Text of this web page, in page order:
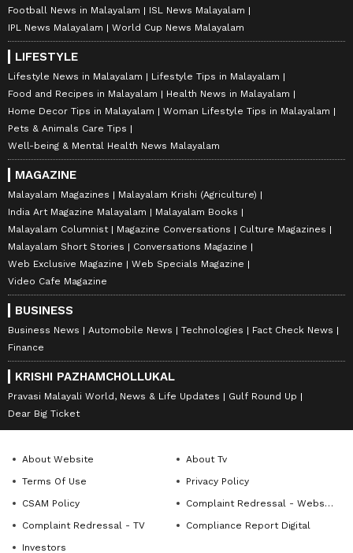
Football News in Malayalam
ISL News Malayalam
IPL News Malayalam
World Cup News Malayalam
LIFESTYLE
Lifestyle News in Malayalam
Lifestyle Tips in Malayalam
Food and Recipes in Malayalam
Health News in Malayalam
Home Decor Tips in Malayalam
Woman Lifestyle Tips in Malayalam
Pets & Animals Care Tips
Well-being & Mental Health News Malayalam
MAGAZINE
Malayalam Magazines
Malayalam Krishi (Agriculture)
India Art Magazine Malayalam
Malayalam Books
Malayalam Columnist
Magazine Conversations
Culture Magazines
Malayalam Short Stories
Conversations Magazine
Web Exclusive Magazine
Web Specials Magazine
Video Cafe Magazine
BUSINESS
Business News Automobile News Technologies
Fact Check News
Finance
KRISHI PAZHAMCHOLLUKAL
Pravasi Malayali World, News & Life Updates
Gulf Round Up
Dear Big Ticket
About Website
About Tv
Terms Of Use
Privacy Policy
CSAM Policy
Complaint Redressal - Website
Complaint Redressal - TV
Compliance Report Digital
Investors